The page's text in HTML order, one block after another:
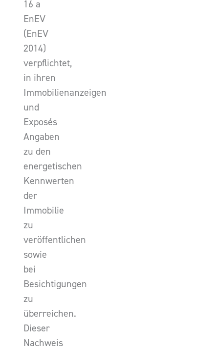
16 a
EnEV
(EnEV
2014)
verpflichtet,
in ihren
Immobilienanzeigen
und
Exposés
Angaben
zu den
energetischen
Kennwerten
der
Immobilie
zu
veröffentlichen
sowie
bei
Besichtigungen
zu
überreichen.
Dieser
Nachweis